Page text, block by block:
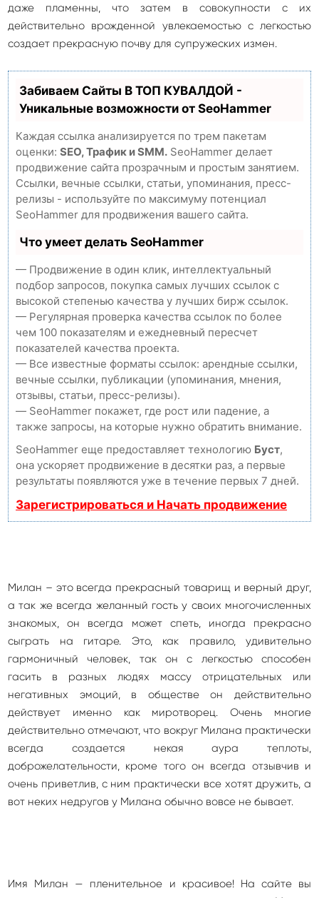
даже пламенны, что затем в совокупности с их
действительно врожденной увлекаемостью с легкостью
создает прекрасную почву для супружеских измен.
Забиваем Сайты В ТОП КУВАЛДОЙ -
Уникальные возможности от SeoHammer
Каждая ссылка анализируется по трем пакетам
оценки: SEO, Трафик и SMM. SeoHammer делает
продвижение сайта прозрачным и простым занятием.
Ссылки, вечные ссылки, статьи, упоминания, пресс-
релизы - используйте по максимуму потенциал
SeoHammer для продвижения вашего сайта.
Что умеет делать SeoHammer
— Продвижение в один клик, интеллектуальный
подбор запросов, покупка самых лучших ссылок с
высокой степенью качества у лучших бирж ссылок.
— Регулярная проверка качества ссылок по более
чем 100 показателям и ежедневный пересчет
показателей качества проекта.
— Все известные форматы ссылок: арендные ссылки,
вечные ссылки, публикации (упоминания, мнения,
отзывы, статьи, пресс-релизы).
— SeoHammer покажет, где рост или падение, а
также запросы, на которые нужно обратить внимание.
SeoHammer еще предоставляет технологию Буст,
она ускоряет продвижение в десятки раз, а первые
результаты появляются уже в течение первых 7 дней.
Зарегистрироваться и Начать продвижение
Милан – это всегда прекрасный товарищ и верный друг,
а так же всегда желанный гость у своих многочисленных
знакомых, он всегда может спеть, иногда прекрасно
сыграть на гитаре. Это, как правило, удивительно
гармоничный человек, так он с легкостью способен
гасить в разных людях массу отрицательных или
негативных эмоций, в обществе он действительно
действует именно как миротворец. Очень многие
действительно отмечают, что вокруг Милана практически
всегда создается некая аура теплоты,
доброжелательности, кроме того он всегда отзывчив и
очень приветлив, с ним практически все хотят дружить, а
вот неких недругов у Милана обычно вовсе не бывает.
Имя Милан — пленительное и красивое! На сайте вы